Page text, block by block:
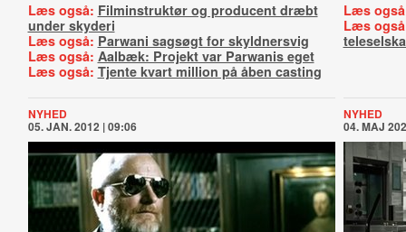
Læs også: Filminstruktør og producent dræbt
under skyderi
Læs også: Parwani sagsøgt for skyldnersvig
Læs også: Aalbæk: Projekt var Parwanis eget
Læs også: Tjente kvart million på åben casting
Læs
Læs
NYHED
05. JAN. 2012 | 09:06
NYHED
04. MAJ